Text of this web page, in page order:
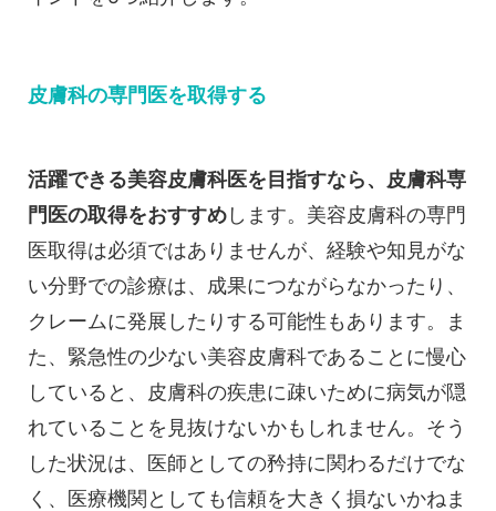
皮膚科の専門医を取得する
活躍できる美容皮膚科医を目指すなら、皮膚科専
門医の取得をおすすめします。美容皮膚科の専門
医取得は必須ではありませんが、経験や知見がな
い分野での診療は、成果につながらなかったり、
クレームに発展したりする可能性もあります。ま
た、緊急性の少ない美容皮膚科であることに慢心
していると、皮膚科の疾患に疎いために病気が隠
れていることを見抜けないかもしれません。そう
した状況は、医師としての矜持に関わるだけでな
く、医療機関としても信頼を大きく損ないかねま